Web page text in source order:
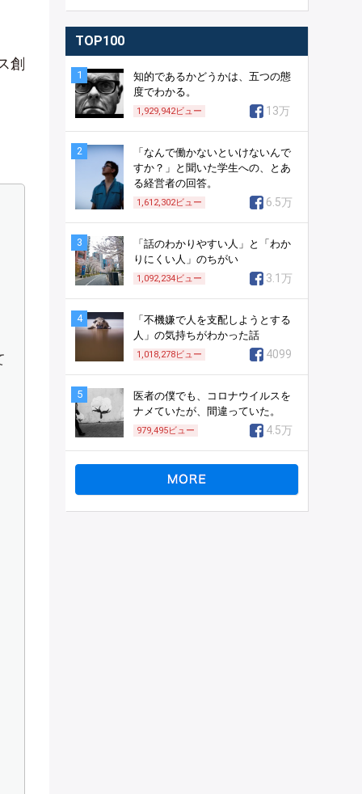
創
TOP100
1
知的であるかどうかは、五つの態
度でわかる。
1,929,942ビュー 13万
2
「なんで働かないといけないんで
すか？」と聞いた学生への、とあ
る経営者の回答。
1,612,302ビュー 6.5万
3
「話のわかりやすい人」と「わか
りにくい人」のちがい
1,092,234ビュー 3.1万
4
「不機嫌で人を支配しようとする
人」の気持ちがわかった話
1,018,278ビュー 4099
5
医者の僕でも、コロナウイルスを
ナメていたが、間違っていた。
979,495ビュー 4.5万